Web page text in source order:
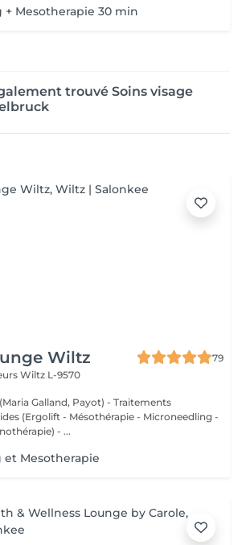
+ Mesotherapie 30 min
trouvé Soins visage
Wiltz
79
Wiltz L-9570
Galland, Payot) - Traitements
(Ergolift - Mésothérapie - Microneedling -
- ...
Mesotherapie